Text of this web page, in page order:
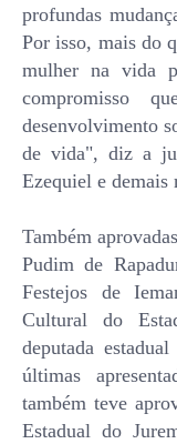
profundas
Por isso, mais do
mulher na vida
compromisso
desenvolvimento
de vida", diz a
Ezequiel e demais
Também
Pudim de
Festejos de
Cultural do
deputada
últimas
também teve
Estadual do